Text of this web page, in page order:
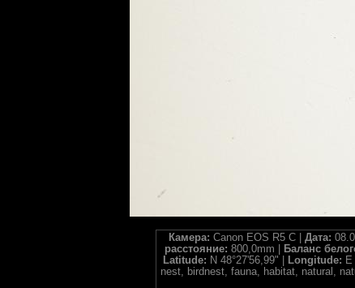
Камера: Canon EOS R5 C | Дата:
расстояние: 800,0mm | Баланс
Latitude: N 48°27'56,99" | Longitude: E
nest, birdnest, fauna, habitat, natural,